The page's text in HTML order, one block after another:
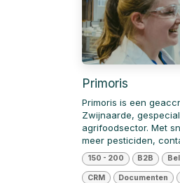
Primoris
Primoris is een
Zwijnaarde,
agrifoodsector. Met
meer pesticiden,
150 - 200 B2B
CRM Documenten